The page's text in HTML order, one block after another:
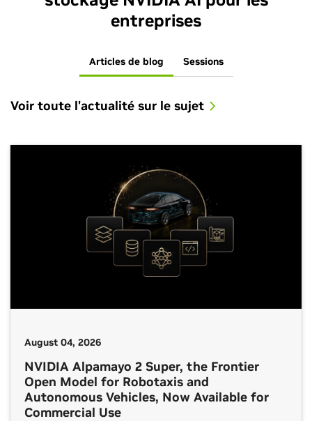
entreprises
Articles de blog Sessions
Voir toute l'actualité sur le sujet
August 04, 2026
NVIDIA Alpamayo 2 Super, the Frontier
Open Model for Robotaxis and
Autonomous Vehicles, Now Available for
Commercial Use